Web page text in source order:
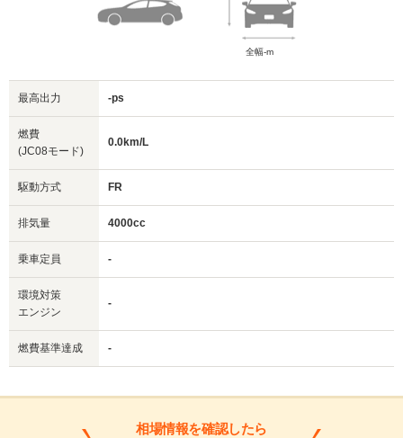
全幅-m
最高出力 -ps
燃費
(JC08モード)
0.0km/L
駆動方式 FR
排気量 4000cc
乗車定員 -
環境対策
エンジン
-
燃費基準達成 -
相場情報を確認したら